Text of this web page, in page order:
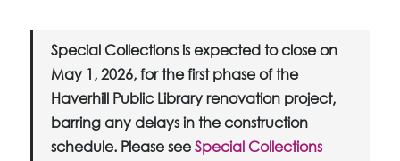
Special Collections is expected to close on
May 1, 2026, for the first phase of the
Haverhill Public Library renovation project,
barring any delays in the construction
schedule. Please seeSpecial Collections